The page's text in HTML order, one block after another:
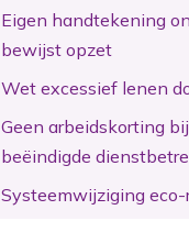
Eigen handtekening
bewijst opzet
Wet excessief lenen
Geen arbeidskorting
beëindigde
Systeemwijziging